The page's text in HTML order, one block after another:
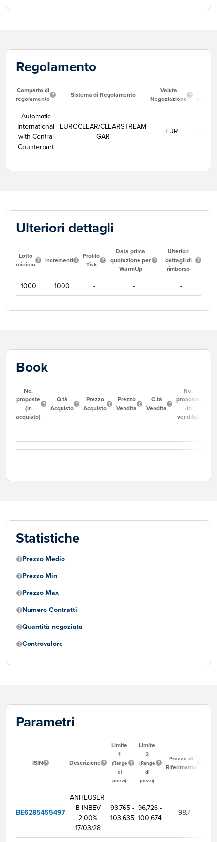
Regolamento
Comparto di
regolamento
Sistema di Regolamento
Valuta
Negoziazione
Automatic
International
with Central
Counterpart
EUROCLEAR/CLEARSTREAM
GAR
EUR
Ulteriori dettagli
Lotto
minimo
Incrementi
Profilo
Tick
Data prima
quotazione per
WarmUp
Ulteriori
dettagli di
rimborso
1000 1000 - - -
Book
No.
proposte
(in
acquisto)
Q.tà
Acquisto
Prezzo
Acquisto
Prezzo
Vendita
Q.tà
Vendita
No.
proposte
(in
vendita)
Statistiche
Prezzo Medio
Prezzo Min
Prezzo Max
Numero Contratti
Quantità negoziata
Controvalore
Parametri
ISIN Descrizione
Limite
1
(Range
di
prezzi)
Limite
2
(Range
di
prezzi)
Prezzo di
Riferimento
BE6285455497
ANHEUSER-
B INBEV
2,00%
17/03/28
93,765 -
103,635
96,726 -
100,674
98,7